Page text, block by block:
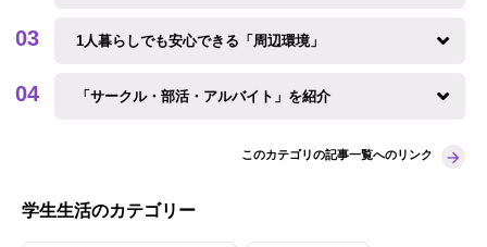
1人暮らしでも安心できる「周辺環境」
「サークル・部活・アルバイト」を紹介
このカテゴリの記事一覧へのリンク
学生生活のカテゴリー